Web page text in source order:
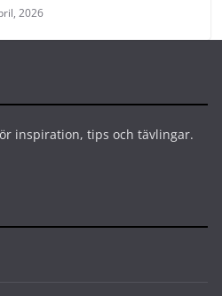
2026
inspiration, tips och tävlingar.